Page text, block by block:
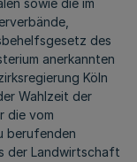
sowie die im
des
anerkannten
Köln
Wahlzeit der
die vom
berufenden
der Landwirtschaft